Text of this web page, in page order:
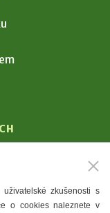
zkušenosti s
o cookies naleznete v